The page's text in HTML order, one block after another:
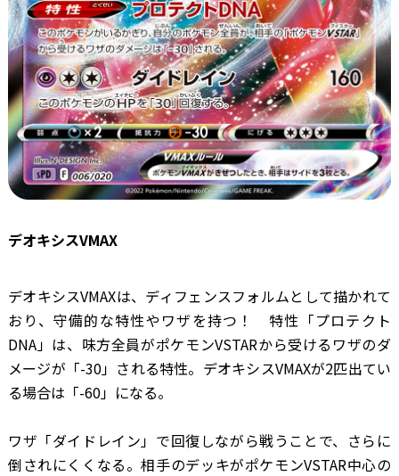
デオキシスVMAX
デオキシスVMAXは、ディフェンスフォルムとして描かれて
おり、守備的な特性やワザを持つ！ 特性「プロテクト
DNA」は、味方全員がポケモンVSTARから受けるワザのダ
メージが「-30」される特性。デオキシスVMAXが2匹出てい
る場合は「-60」になる。
ワザ「ダイドレイン」で回復しながら戦うことで、さらに
倒されにくくなる。相手のデッキがポケモンVSTAR中心の